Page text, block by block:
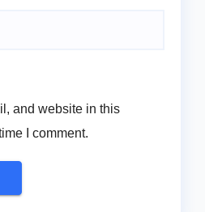
and website in this
I comment.